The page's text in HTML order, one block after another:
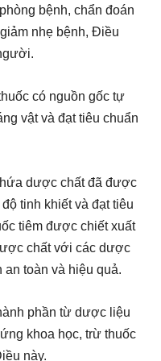
bệnh, chẩn đoán
nhẹ bệnh, Điều
có nguồn gốc tự
vật và đạt tiêu chuẩn
dược chất đã được
tinh khiết và đạt tiêu
tiêm được chiết xuất
chất với các dược
toàn và hiệu quả.
phần từ dược liệu
khoa học, trừ thuốc
này.